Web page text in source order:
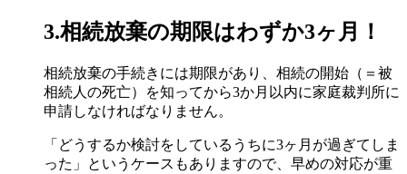
3.相続放棄の期限はわずか3ヶ月！
相続放棄の手続きには期限があり、相続の開始（＝被
相続人の死亡）を知ってから3か月以内に家庭裁判所に
申請しなければなりません。
「どうするか検討をしているうちに3ヶ月が過ぎてしま
った」というケースもありますので、早めの対応が重